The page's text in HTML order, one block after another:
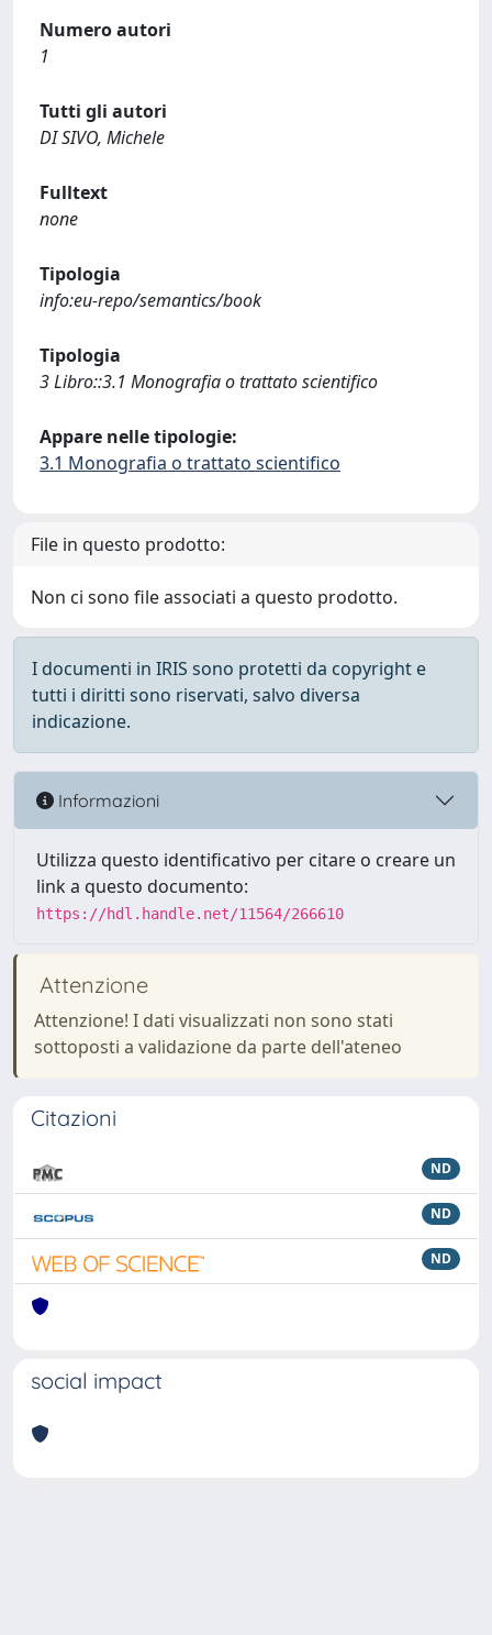
Numero autori
1
Tutti gli autori
DI SIVO, Michele
Fulltext
none
Tipologia
info:eu-repo/semantics/book
Tipologia
3 Libro::3.1 Monografia o trattato scientifico
Appare nelle tipologie:
3.1 Monografia o trattato scientifico
File in questo prodotto:
Non ci sono file associati a questo prodotto.
I documenti in IRIS sono protetti da copyright e
tutti i diritti sono riservati, salvo diversa
indicazione.
Informazioni
Utilizza questo identificativo per citare o creare un
link a questo documento:
https://hdl.handle.net/11564/266610
Attenzione
Attenzione! I dati visualizzati non sono stati
sottoposti a validazione da parte dell'ateneo
Citazioni
ND
ND
ND
social impact